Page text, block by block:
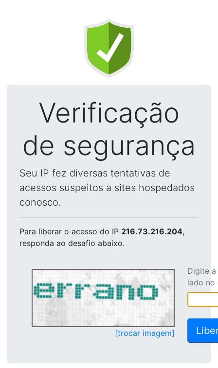
Verificação
de segurança
Seu IP fez diversas tentativas de
acessos suspeitos a sites hospedados
conosco.
Para liberar o acesso do IP 216.73.216.204,
responda ao desafio abaixo.
[trocar imagem]
Digite
lado no